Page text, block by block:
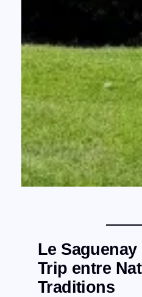
Le
Trip entre
Traditions